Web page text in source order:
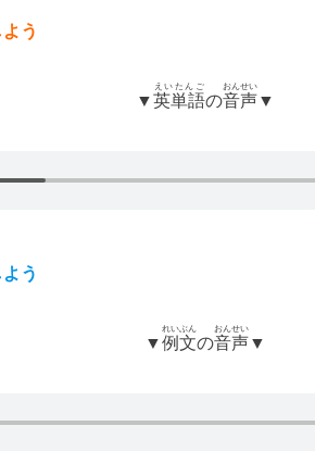
よう
▼英単語
えいたんご
の音声
おんせい
▼
よう
▼例文
れいぶん
の音声
おんせい
▼